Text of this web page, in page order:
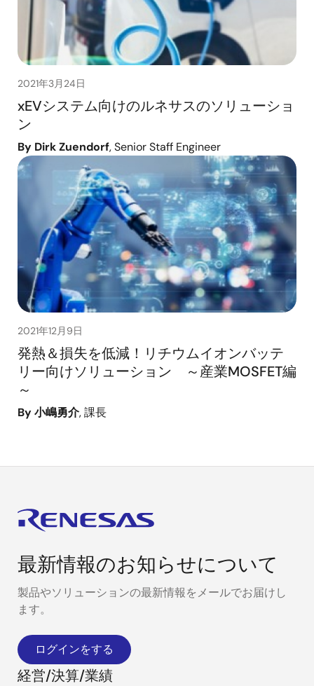
2021年3月24日
xEVシステム向けのルネサスのソリューショ
ン
By Dirk Zuendorf, Senior Staff Engineer
2021年12月9日
発熱＆損失を低減！リチウムイオンバッテ
リー向けソリューション ～産業MOSFET編
～
By 小嶋勇介, 課長
最新情報のお知らせについて
製品やソリューションの最新情報をメールでお届けし
ます。
ログインをする
経営/決算/業績